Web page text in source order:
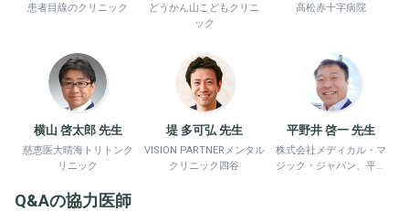
患者目線のクリニック
どうかん山こどもクリニ
ック
高松赤十字病院
横山 啓太郎 先生
慈恵医大晴海トリトンク
リニック
堤 多可弘 先生
VISION PARTNERメンタル
クリニック四谷
平野井 啓一 先生
株式会社メディカル・マ
ジック・ジャパン、平野
Q&Aの協力医師